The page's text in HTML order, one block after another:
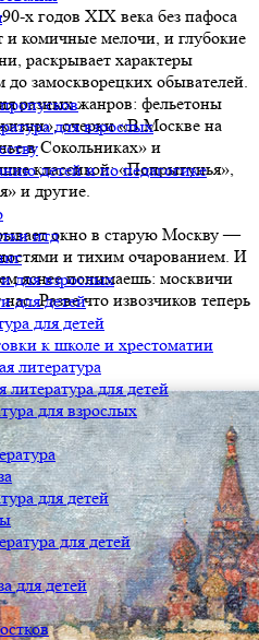
для взрослых
детей и по педагогике
итд
для взрослых
для детей
для детей
к школе и хрестоматии
литература
литература для детей
для взрослых
для детей
для детей
для детей
х годов XIX века без пафоса
комичные мелочи, и глубокие
раскрывает характеры
замоскворецких обывателей.
разных жанров: фельетоны
очерки «В Москве на
в Сокольниках» и
классикой: «Попрыгунья»,
и другие.
окно в старую Москву —
и тихим очарованием. И
яснее понимаешь: москвичи
Разве что извозчиков теперь